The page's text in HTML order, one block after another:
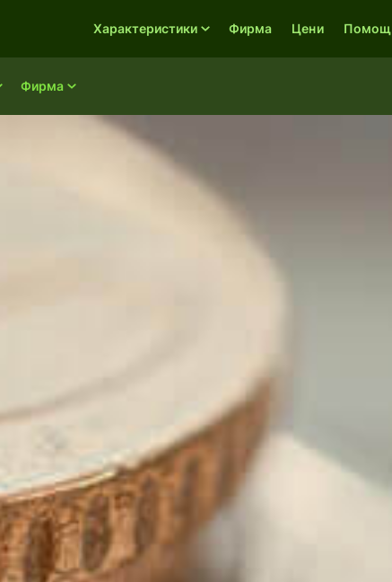
Фирма
Характеристики Фирма Цени Помощ